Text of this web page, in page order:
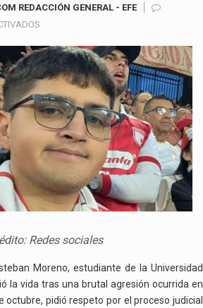
REDACCIÓN GENERAL - EFE
DE
JAIME
ESTEBAN
MORENO
PIDE
DEJAR
AVANZAR
INVESTIGACIÓN
Y
DESCARTA
ACCIONES
EL
Redes sociales
Moreno, estudiante de la Universidad
la vida tras una brutal agresión ocurrida en
octubre, pidió respeto por el proceso judicial